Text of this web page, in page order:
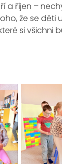
a říjen –
že se děti
si všichni